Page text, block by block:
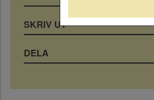
SKRIV UT
DELA